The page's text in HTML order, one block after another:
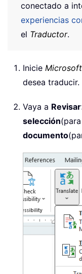
conectado a
experiencias
el Traductor.
Inicie
desea traducir.
Vaya a Revisar
selección
documento